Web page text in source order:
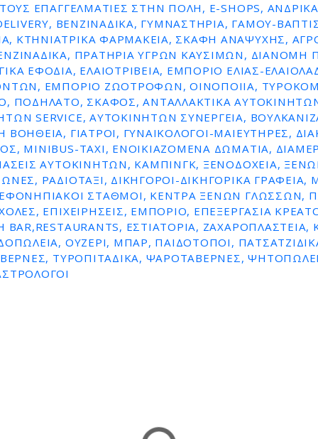
ΕΠΑΓΓΕΛΜΑΤΊΕΣ ΣΤΗΝ ΠΌΛΗ, E-SHOPS,
ΒΕΝΖΙΝΆΔΙΚΑ, ΓΥΜΝΑΣΤΉΡΙΑ, ΓΆΜΟΥ-
ΚΤΗΝΙΑΤΡΙΚΆ ΦΑΡΜΑΚΕΊΑ, ΣΚΆΦΗ ΑΝΑΨΥΧΉΣ,
ΠΡΑΤΗΡΙΑ ΥΓΡΩΝ ΚΑΥΣΙΜΩΝ, ΔΙΑΝΟΜΗ
ΕΦΌΔΙΑ, ΕΛΑΙΟΤΡΙΒΕΊΑ, ΕΜΠΌΡΙΟ ΕΛΙΆΣ-
ΕΜΠΌΡΙΟ ΖΩΟΤΡΟΦΏΝ, ΟΙΝΟΠΟΙΊΑ,
ΠΟΔΉΛΑΤΟ, ΣΚΆΦΟΣ, ΑΝΤΑΛΛΑΚΤΙΚΆ
SERVICE, ΑΥΤΟΚΙΝΉΤΩΝ ΣΥΝΕΡΓΕΊΑ,
ΓΙΑΤΡΟΊ, ΓΥΝΑΙΚΟΛΌΓΟΙ-ΜΑΙΕΥΤΉΡΕΣ,
MINIBUS-TAXI, ΕΝΟΙΚΙΑΖΌΜΕΝΑ ΔΩΜΆΤΙΑ,
ΑΥΤΟΚΙΝΉΤΩΝ, ΚΆΜΠΙΝΓΚ, ΞΕΝΟΔΟΧΕΊΑ,
ΡΑΔΙΟΤΑΞΊ, ΔΙΚΗΓΌΡΟΙ-ΔΙΚΗΓΟΡΙΚΆ ΓΡΑΦΕΊΑ,
ΣΤΑΘΜΟΊ, ΚΈΝΤΡΑ ΞΈΝΩΝ ΓΛΩΣΣΏΝ,
ΕΠΙΧΕΙΡΉΣΕΙΣ, ΕΜΠΌΡΙΟ, ΕΠΕΞΕΡΓΑΣΊΑ
BAR,RESTAURANTS, ΕΣΤΙΑΤΌΡΙΑ,
ΟΥΖΕΡΊ, ΜΠΑΡ, ΠΑΙΔΌΤΟΠΟΙ,
ΤΥΡΟΠΙΤΆΔΙΚΑ, ΨΑΡΟΤΑΒΈΡΝΕΣ,